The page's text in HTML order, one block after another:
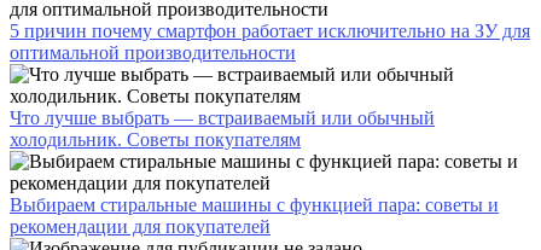
5 причин почему смартфон работает исключительно на ЗУ для
оптимальной производительности
Что лучше выбрать — встраиваемый или обычный
холодильник. Советы покупателям
Выбираем стиральные машины с функцией пара: советы и
рекомендации для покупателей